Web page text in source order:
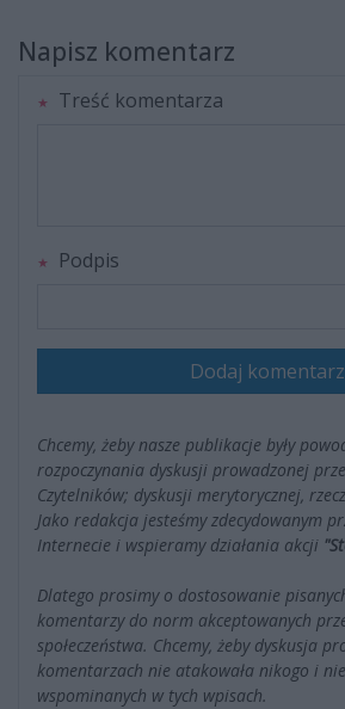
Napisz komentarz
Treść komentarza
Podpis
Dodaj komentarz
Chcemy, żeby nasze publikacje były
rozpoczynania dyskusji prowadzonej
Czytelników; dyskusji merytorycznej,
Jako redakcja jesteśmy zdecydowanym
Internecie i wspieramy działania akcji
Dlatego prosimy o dostosowanie
komentarzy do norm akceptowanych
społeczeństwa. Chcemy, żeby dyskusja
komentarzach nie atakowała nikogo i
wspominanych w tych wpisach.